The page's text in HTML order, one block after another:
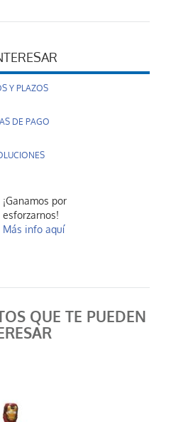
Y PLAZOS
DE PAGO
¡Ganamos por
esforzarnos!
Más info aquí
QUE TE PUEDEN